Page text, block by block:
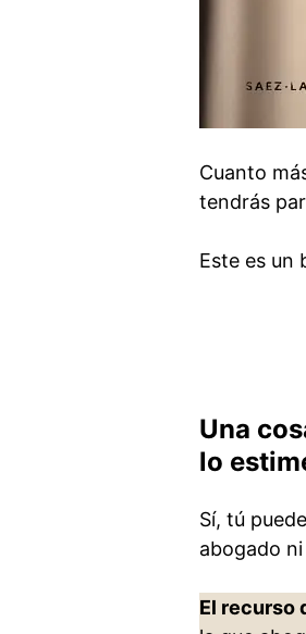
Cuanto
tendrás
Este es un
Una
lo
Sí, tú
abogado
El recurso